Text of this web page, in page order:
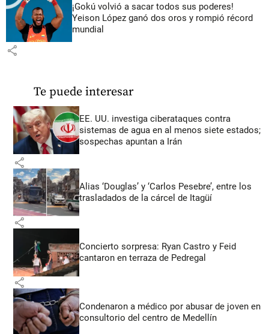
¡Gokú volvió a sacar todos sus poderes!
Yeison López ganó dos oros y rompió récord
mundial
share
Te puede interesar
EE. UU. investiga ciberataques contra
sistemas de agua en al menos siete estados;
sospechas apuntan a Irán
share
Alias ‘Douglas’ y ‘Carlos Pesebre’, entre los
trasladados de la cárcel de Itagüí
share
Concierto sorpresa: Ryan Castro y Feid
cantaron en terraza de Pedregal
share
Condenaron a médico por abusar de joven en
consultorio del centro de Medellín